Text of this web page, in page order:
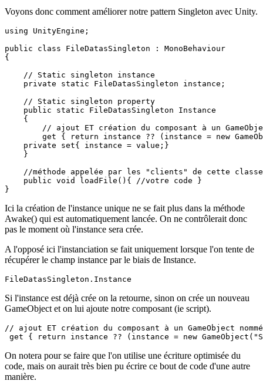
Voyons donc comment améliorer notre pattern Singleton avec Unity.
using UnityEngine;
public class FileDatasSingleton : MonoBehaviour
{
// Static singleton instance
private static FileDatasSingleton instance;
// Static singleton property
public static FileDatasSingleton Instance
{
// ajout ET création du composant à un GameObject
get { return instance ?? (instance = new
private set{ instance = value;}
}
//méthode appelée par les "clients" de cette
public void loadFile(){ //votre code }
}
Ici la création de l'instance unique ne se fait plus dans la méthode
Awake() qui est automatiquement lancée. On ne contrôlerait donc
pas le moment où l'instance sera crée.
A l'opposé ici l'instanciation se fait uniquement lorsque l'on tente de
récupérer le champ instance par le biais de Instance.
FileDatasSingleton.Instance
Si l'instance est déjà crée on la retourne, sinon on crée un nouveau
GameObject et on lui ajoute notre composant (ie script).
// ajout ET création du composant à un GameObject
get { return instance ?? (instance = new
On notera pour se faire que l'on utilise une écriture optimisée du
code, mais on aurait très bien pu écrire ce bout de code d'une autre
manière.